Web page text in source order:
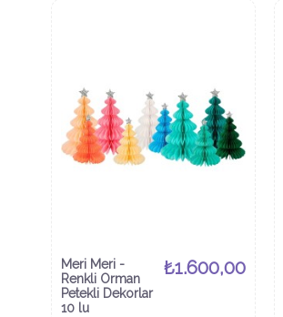
Meri Meri -
Renkli Orman
Petekli Dekorlar
10 lu
₺1.600,00